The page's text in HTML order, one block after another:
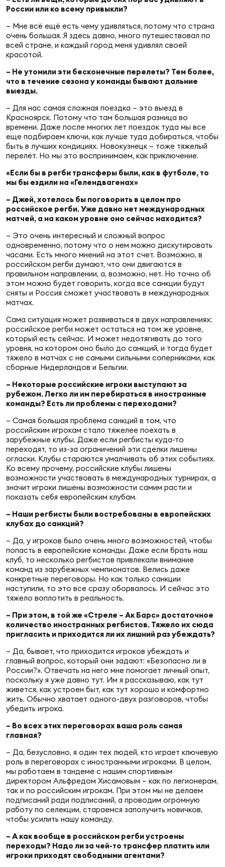
России или ко всему привыкли?
– Мне всё ещё есть чему удивляться, потому что страна
очень большая. Я здесь давно, много путешествовал по
всей стране, и каждый город меня удивлял своей
красотой.
– Не утомили эти бесконечные перелеты? Тем более,
что в течение сезона у команды бывают дальние
выезды.
– Для нас самая сложная поездка – это выезд в
Красноярск. Потому что там большая разница во
времени. Даже после многих лет поездок туда мы все
еще подбираем ключи, как лучше туда добираться, чтобы
быть в лучших кондициях. Новокузнецк – тоже тяжелый
перелёт. Но мы это воспринимаем, как приключение.
«Если бы в регби трансферы были, как в футболе, то
мы бы ездили на «Гелендвагенах»
– Джей, хотелось бы поговорить в целом про
российское регби. Уже давно нет международных
матчей, а на каком уровне оно сейчас находится?
– Это очень интересный и сложный вопрос
одновременно, потому что о нем можно дискутировать
часами. Есть много мнений на этот счет. Возможно, в
российском регби думают, что они двигаются в
правильном направлении, а, возможно, нет. Но точно об
этом можно будет говорить, когда все санкции будут
сняты и Россия сможет участвовать в международных
матчах.
Сама ситуация может развиваться в двух направлениях:
российское регби может остаться на том же уровне,
который есть сейчас. И может недотягивать до того
уровня, на котором оно было до санкций, и тогда будет
тяжело в матчах с не самыми сильными соперниками, как
сборные Нидерландов и Бельгии.
– Некоторые российские игроки выступают за
рубежом. Легко ли им перебираться в иностранные
команды? Есть ли проблемы с переходами?
– Самая большая проблема санкций в том, что
российским игрокам стало тяжелее поехать в
зарубежные клубы. Даже если регбисты куда-то
переходят, то из-за ограничений эти сделки лишены
огласки. Клубы стараются умалчивать об этих событиях.
Ко всему прочему, российские клубы лишены
возможности участвовать в международных турнирах, а
значит игроки лишены возможности самим расти и
показать себя европейским клубам.
– Наши регбисты были востребованы в европейских
клубах до санкций?
– Да, у игроков было очень много возможностей, чтобы
попасть в европейские команды. Даже если брать наш
клуб, то несколько регбистов привлекали внимание
команд из зарубежных чемпионатов. Велись даже
конкретные переговоры. Но как только санкции
наступили, то это все сразу оборвалось. И сейчас это
тяжело воплотить в реальность.
– При этом, в той же «Стреле – Ак Барс» достаточное
количество иностранных регбистов. Тяжело их сюда
пригласить и приходится ли их лишний раз убеждать?
– Да, бывает, что приходится игроков убеждать и
главный вопрос, который они задают: «Безопасно ли в
России?». Отвечать на него мне помогает личный опыт,
поскольку я уже давно тут. Им я рассказываю, как тут
живется, как устроен быт, как тут хорошо и комфортно
жить. Обычно хватает одного-двух разговоров, чтобы
убедить игрока.
– Во всех этих переговорах ваша роль самая
главная?
– Да, безусловно, я один тех людей, кто играет ключевую
роль в переговорах с иностранными игроками. В целом,
мы работаем в тандеме с нашим спортивным
директором Альфредом Хисамовым – как по легионерам,
так и по российским игрокам. При этом мы не делаем
подписаний ради подписаний, а проводим огромную
работу по селекции, стараемся заполучить новичков,
чтобы усилить нашу команду.
– А как вообще в российском регби устроены
переходы? Надо ли за чей-то трансфер платить или
игроки приходят свободными агентами?